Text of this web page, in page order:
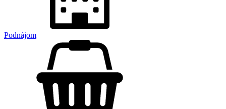
Podnájom